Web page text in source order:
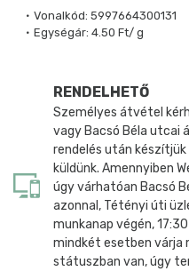
Vonalkód: 5997664300131
Egységár: 4.50 Ft/ g
RENDELHETŐ
Személyes átvétel
vagy Bacsó Béla utcai
rendelés után
küldünk. Amennyiben
úgy várhatóan Bacsó
azonnal, Tétényi úti
munkanap végén,
mindkét esetben várja
státuszban van, úgy